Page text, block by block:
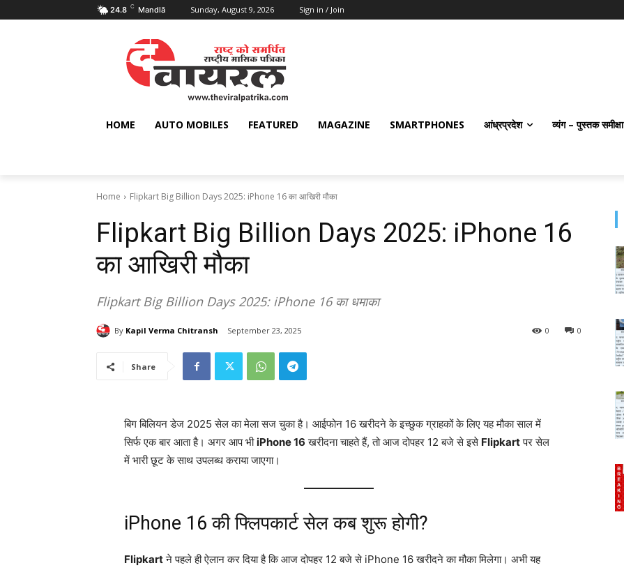
24.8 C Mandlā Sunday, August 9, 2026 Sign in / Join
HOME AUTO MOBILES FEATURED MAGAZINE SMARTPHONES आंध्रप्रदेश व्यंग – पुस्तक समीक्षा
Home Flipkart Big Billion Days 2025: iPhone 16 का आखिरी मौका
Flipkart Big Billion Days 2025: iPhone 16
का आखिरी मौका
Flipkart Big Billion Days 2025: iPhone 16 का धमाका
By Kapil Verma Chitransh September 23, 2025 0
0
Share
बिग बिलियन डेज 2025 सेल का मेला सज चुका है। आईफोन 16 खरीदने के इच्छुक ग्राहकों के लिए यह मौका साल में
सिर्फ एक बार आता है। अगर आप भीiPhone 16 खरीदना चाहते हैं, तो आज दोपहर 12 बजे से इसे Flipkartपर सेल
में भारी छूट के साथ उपलब्ध कराया जाएगा।
iPhone 16 की फ्लिपकार्ट सेल कब शुरू होगी?
Flipkartने पहले ही ऐलान कर दिया है कि आज दोपहर 12 बजे से iPhone 16 खरीदने का मौका मिलेगा। अभी यह